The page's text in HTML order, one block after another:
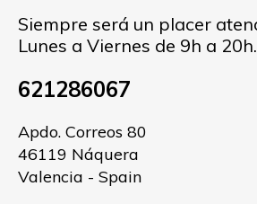
Siempre será un placer
Lunes a Viernes de 9h a 20h.
621286067
Apdo. Correos 80
46119 Náquera
Valencia - Spain